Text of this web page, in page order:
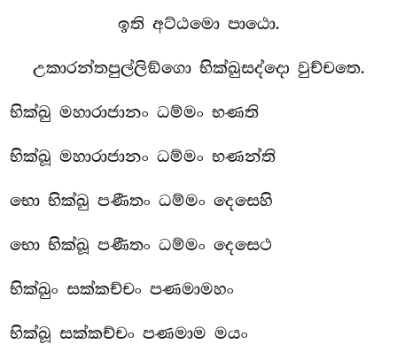
ඉති අට්ඨමො පාඨො.
උකාරන්තපුල්ලිඞ්ගො භික්ඛුසද්දො වුච්චතෙ.
භික්ඛු මහාරාජානං ධම්මං භණති
භික්ඛූ මහාරාජානං ධම්මං භණන්ති
භො භික්ඛු පණීතං ධම්මං දෙසෙහි
භො භික්ඛූ පණීතං ධම්මං දෙසෙථ
භික්ඛුං සක්කච්චං පණමාමහං
භික්ඛූ සක්කච්චං පණමාම මයං